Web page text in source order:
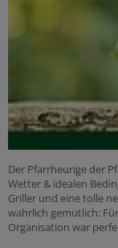
Der Pfarrheurige der
Wetter & idealen
Griller und eine tolle
wahrlich gemütlich:
Organisation war